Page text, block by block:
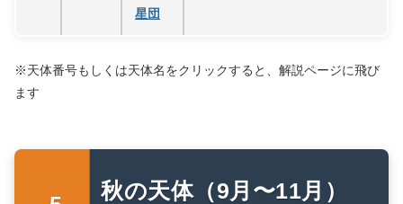
星団
※天体番号もしくは天体名をクリックすると、解説ページに飛び
ます
秋の天体（9月〜11月）